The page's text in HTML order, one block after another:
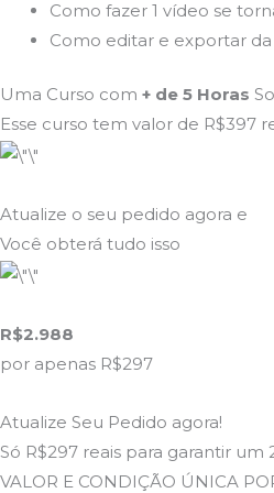
Como fazer 1 vídeo se
Como editar e exportar
Uma Curso com + de 5 Horas
Esse curso tem valor de R$397
Atualize o seu pedido agora e
Você obterá tudo isso
R$2.988
por apenas R$297
Atualize Seu Pedido agora!
Só R$297 reais para garantir
VALOR E CONDIÇÃO ÚNICA